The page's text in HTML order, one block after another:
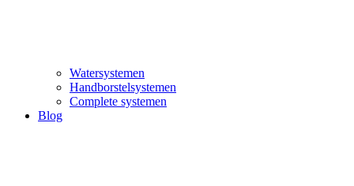
Watersystemen
Handborstelsystemen
Complete systemen
Blog